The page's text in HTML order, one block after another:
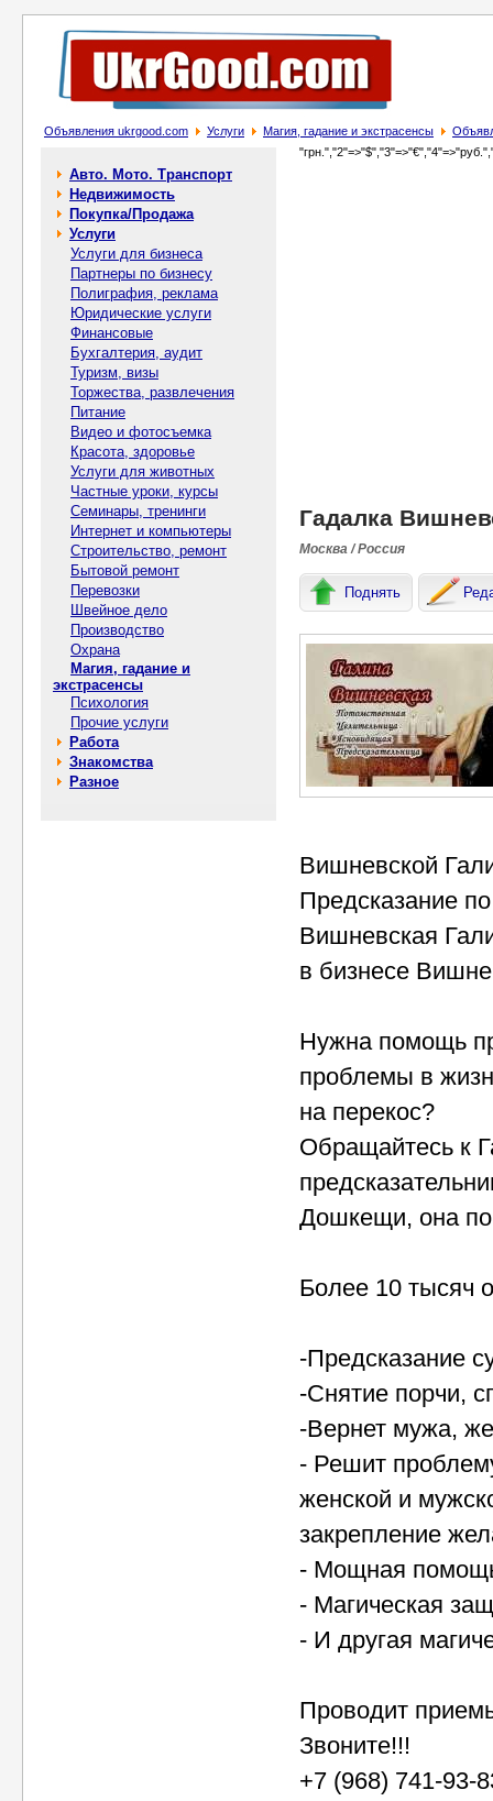
Объявления ukrgood.com Услуги Магия, гадание и экстрасенсы
Авто. Мото. Транспорт
Недвижимость
Покупка/Продажа
Услуги
Услуги для бизнеса
Партнеры по бизнесу
Полиграфия, реклама
Юридические услуги
Финансовые
Бухгалтерия, аудит
Туризм, визы
Торжества, развлечения
Питание
Видео и фотосъемка
Красота, здоровье
Услуги для животных
Частные уроки, курсы
Семинары, тренинги
Интернет и компьютеры
Строительство, ремонт
Бытовой ремонт
Перевозки
Швейное дело
Производство
Охрана
Магия, гадание и
экстрасенсы
Психология
Прочие услуги
Работа
Знакомства
Разное
Гадалка
Москва / Россия
Поднять
Вишневской
Предсказание
Вишневская
в бизнесе
Нужна помощь
проблемы в
на перекос?
Обращайтесь к
Дошкещи, она
Более 10 тысяч
-Предсказание
-Снятие порчи,
-Вернет мужа,
- Решит
женской и
закрепление
- Мощная
- Магическая
- И другая
Проводит
Звоните!!!
+7 (968) 741-93-